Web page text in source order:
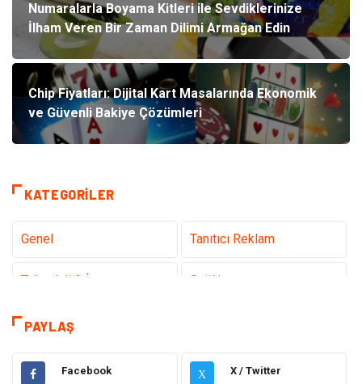
Numaralarla Boyama Kitleri ile Sevdiklerinize
İlham Veren Bir Zaman Dilimi Armağan Edin
Chip Fiyatları: Dijital Kart Masalarında Ekonomik
ve Güvenli Bakiye Çözümleri
KATEGORILER
Genel Tanıtıcı Reklam
Teknoloji & İnternet Sağlık
teknoloji
Hukuk Giyim
PAYLAŞ
Facebook X X / Twitter